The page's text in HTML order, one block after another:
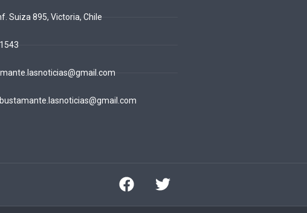
Suiza 895, Victoria, Chile